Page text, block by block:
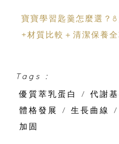
寶寶學習匙羹怎麼選？
+材質比較＋清潔保養全
Tags :
優質萃乳蛋白
/ 代謝
體格發展
/ 生長曲線 /
加固